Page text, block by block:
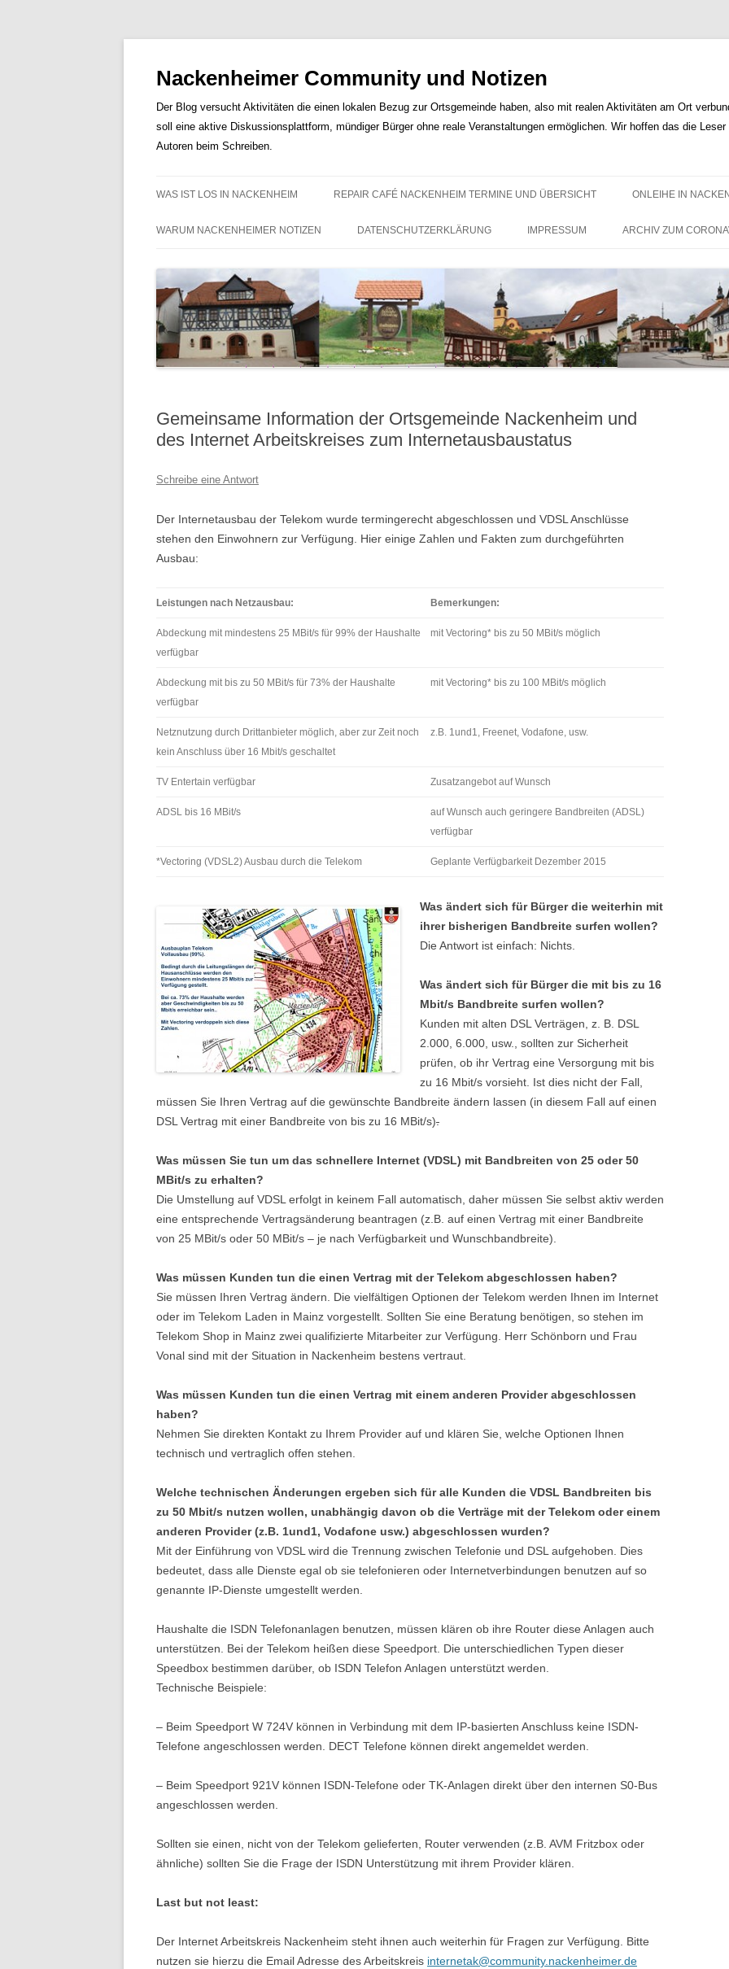
Nackenheimer Community und Notizen
Der Blog versucht Aktivitäten die einen lokalen Bezug zur Ortsgemeinde haben, also mit realen Aktivitäten am Ort
soll eine aktive Diskussionsplattform, mündiger Bürger ohne reale Veranstaltungen ermöglichen. Wir hoffen das die
Autoren beim Schreiben.
Inhalt
WAS IST LOS IN NACKENHEIM REPAIR CAFÉ NACKENHEIM TERMINE UND ÜBERSICHT ONLEIHE IN
WARUM NACKENHEIMER NOTIZEN DATENSCHUTZERKLÄRUNG IMPRESSUM ARCHIV ZUM
Gemeinsame Information der Ortsgemeinde Nackenheim und
des Internet Arbeitskreises zum Internetausbaustatus
Schreibe eine Antwort
Der Internetausbau der Telekom wurde termingerecht abgeschlossen und VDSL Anschlüsse
stehen den Einwohnern zur Verfügung. Hier einige Zahlen und Fakten zum durchgeführten
Ausbau:
Leistungen nach Netzausbau: Bemerkungen:
Abdeckung mit mindestens 25 MBit/s für 99% der Haushalte
verfügbar
mit Vectoring* bis zu 50 MBit/s möglich
Abdeckung mit bis zu 50 MBit/s für 73% der Haushalte
verfügbar
mit Vectoring* bis zu 100 MBit/s möglich
Netznutzung durch Drittanbieter möglich, aber zur Zeit noch
kein Anschluss über 16 Mbit/s geschaltet
z.B. 1und1, Freenet, Vodafone, usw.
TV Entertain verfügbar Zusatzangebot auf Wunsch
ADSL bis 16 MBit/s
auf Wunsch auch geringere Bandbreiten (ADSL)
verfügbar
*Vectoring (VDSL2) Ausbau durch die Telekom Geplante Verfügbarkeit Dezember 2015
Was ändert sich für Bürger die weiterhin mit
ihrer bisherigen Bandbreite surfen wollen?
Die Antwort ist einfach: Nichts.
Was ändert sich für Bürger die mit bis zu 16
Mbit/s Bandbreite surfen wollen?
Kunden mit alten DSL Verträgen, z. B. DSL
2.000, 6.000, usw., sollten zur Sicherheit
prüfen, ob ihr Vertrag eine Versorgung mit bis
zu 16 Mbit/s vorsieht. Ist dies nicht der Fall,
müssen Sie Ihren Vertrag auf die gewünschte Bandbreite ändern lassen (in diesem Fall auf einen
DSL Vertrag mit einer Bandbreite von bis zu 16 MBit/s).
Was müssen Sie tun um das schnellere Internet (VDSL) mit Bandbreiten von 25 oder 50
MBit/s zu erhalten?
Die Umstellung auf VDSL erfolgt in keinem Fall automatisch, daher müssen Sie selbst aktiv werden
eine entsprechende Vertragsänderung beantragen (z.B. auf einen Vertrag mit einer Bandbreite
von 25 MBit/s oder 50 MBit/s – je nach Verfügbarkeit und Wunschbandbreite).
Was müssen Kunden tun die einen Vertrag mit der Telekom abgeschlossen haben?
Sie müssen Ihren Vertrag ändern. Die vielfältigen Optionen der Telekom werden Ihnen im Internet
oder im Telekom Laden in Mainz vorgestellt. Sollten Sie eine Beratung benötigen, so stehen im
Telekom Shop in Mainz zwei qualifizierte Mitarbeiter zur Verfügung. Herr Schönborn und Frau
Vonal sind mit der Situation in Nackenheim bestens vertraut.
Was müssen Kunden tun die einen Vertrag mit einem anderen Provider abgeschlossen
haben?
Nehmen Sie direkten Kontakt zu Ihrem Provider auf und klären Sie, welche Optionen Ihnen
technisch und vertraglich offen stehen.
Welche technischen Änderungen ergeben sich für alle Kunden die VDSL Bandbreiten bis
zu 50 Mbit/s nutzen wollen, unabhängig davon ob die Verträge mit der Telekom oder einem
anderen Provider (z.B. 1und1, Vodafone usw.) abgeschlossen wurden?
Mit der Einführung von VDSL wird die Trennung zwischen Telefonie und DSL aufgehoben. Dies
bedeutet, dass alle Dienste egal ob sie telefonieren oder Internetverbindungen benutzen auf so
genannte IP-Dienste umgestellt werden.
Haushalte die ISDN Telefonanlagen benutzen, müssen klären ob ihre Router diese Anlagen auch
unterstützen. Bei der Telekom heißen diese Speedport. Die unterschiedlichen Typen dieser
Speedbox bestimmen darüber, ob ISDN Telefon Anlagen unterstützt werden.
Technische Beispiele:
– Beim Speedport W 724V können in Verbindung mit dem IP-basierten Anschluss keine ISDN-
Telefone angeschlossen werden. DECT Telefone können direkt angemeldet werden.
– Beim Speedport 921V können ISDN-Telefone oder TK-Anlagen direkt über den internen S0-Bus
angeschlossen werden.
Sollten sie einen, nicht von der Telekom gelieferten, Router verwenden (z.B. AVM Fritzbox oder
ähnliche) sollten Sie die Frage der ISDN Unterstützung mit ihrem Provider klären.
Last but not least:
Der Internet Arbeitskreis Nackenheim steht ihnen auch weiterhin für Fragen zur Verfügung. Bitte
nutzen sie hierzu die Email Adresse des Arbeitskreis internetak@community.nackenheimer.de